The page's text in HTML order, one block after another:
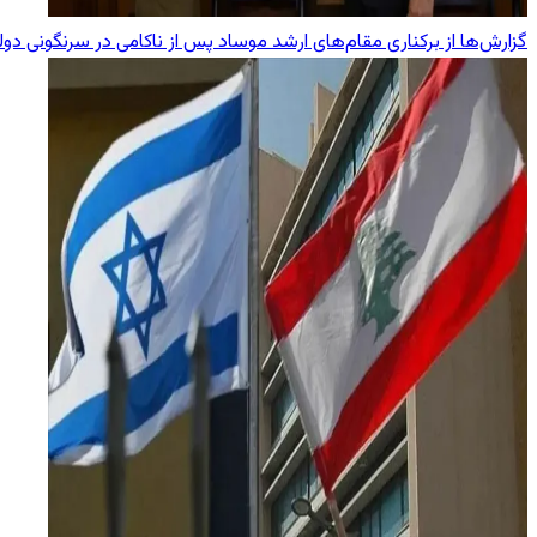
گزارش‌ها از برکناری مقام‌های ارشد موساد پس از ناکامی در سرنگونی